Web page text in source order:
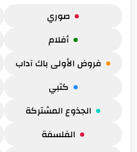
صوري
أفلام
فروض الأولى باك آداب
كتبي
الجذوع المشتركة
الفلسفة